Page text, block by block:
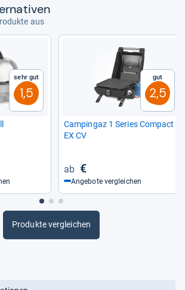
aus
Sehr gut
1,5
Gut
2,5
Cam­pingaz 1 Series Com­pact
EX CV
€
Angebote vergleichen
Produkte vergleichen